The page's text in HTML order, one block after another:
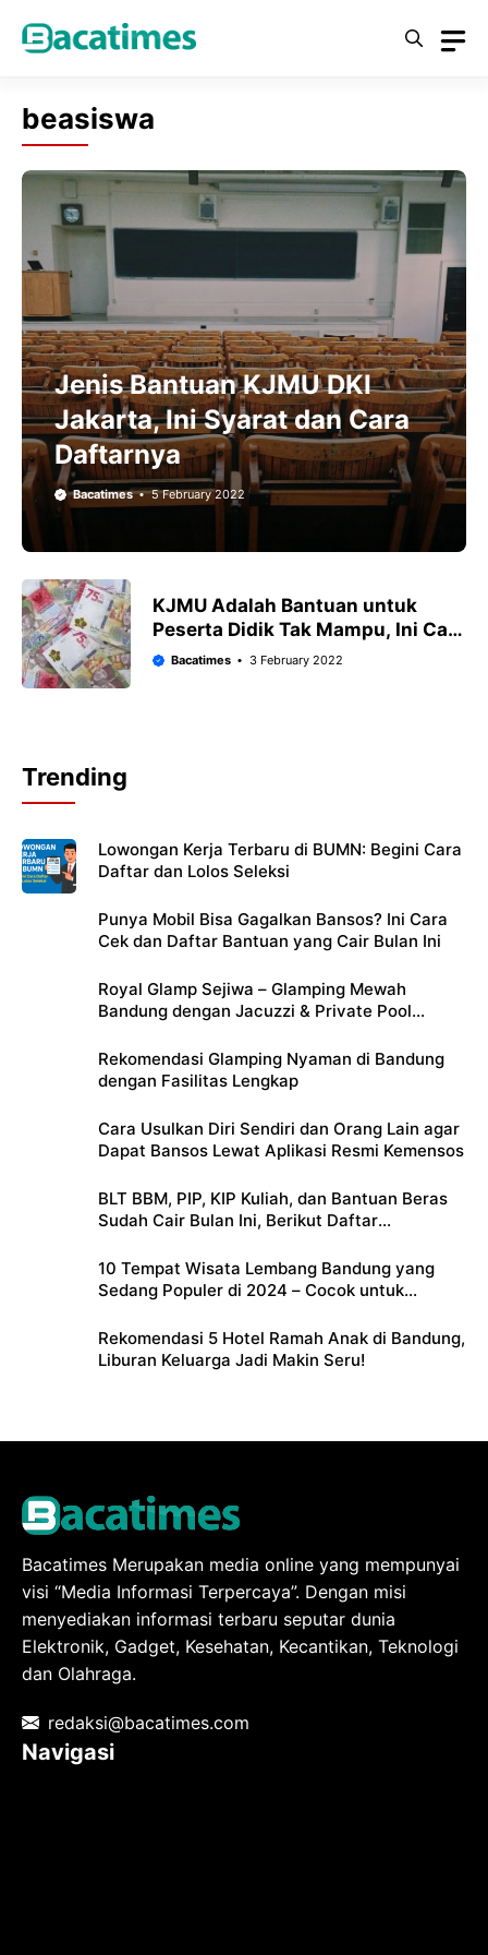
beasiswa
Jenis Bantuan KJMU DKI
Jakarta, Ini Syarat dan Cara
Daftarnya
Bacatimes 5 February 2022
KJMU Adalah Bantuan untuk
Peserta Didik Tak Mampu, Ini Cara
Daftarnya
Bacatimes 3 February 2022
Trending
Lowongan Kerja Terbaru di BUMN: Begini Cara
Daftar dan Lolos Seleksi
Punya Mobil Bisa Gagalkan Bansos? Ini Cara
Cek dan Daftar Bantuan yang Cair Bulan Ini
Royal Glamp Sejiwa – Glamping Mewah
Bandung dengan Jacuzzi & Private Pool
Rekomendasi Glamping Nyaman di Bandung
dengan Fasilitas Lengkap
Cara Usulkan Diri Sendiri dan Orang Lain agar
Dapat Bansos Lewat Aplikasi Resmi Kemensos
BLT BBM, PIP, KIP Kuliah, dan Bantuan Beras
Sudah Cair Bulan Ini, Berikut Daftar
10 Tempat Wisata Lembang Bandung yang
Sedang Populer di 2024 – Cocok untuk
Rekomendasi 5 Hotel Ramah Anak di Bandung,
Liburan Keluarga Jadi Makin Seru!
Bacatimes Merupakan media online yang mempunyai
visi “Media Informasi Terpercaya”. Dengan misi
menyediakan informasi terbaru seputar dunia
Elektronik, Gadget, Kesehatan, Kecantikan, Teknologi
dan Olahraga.
redaksi@bacatimes.com
Navigasi